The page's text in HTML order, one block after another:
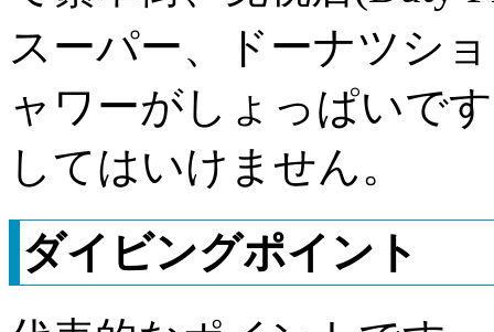
スーパー、ドーナツシ
ャワーがしょっぱいで
してはいけません。
ダイビングポイント